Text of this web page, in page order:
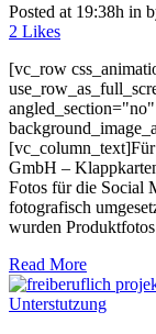
Posted at 19:38h in
2 Likes
[vc_row
GmbH –
Fotos für die Social
fotografisch
wurden
Read More